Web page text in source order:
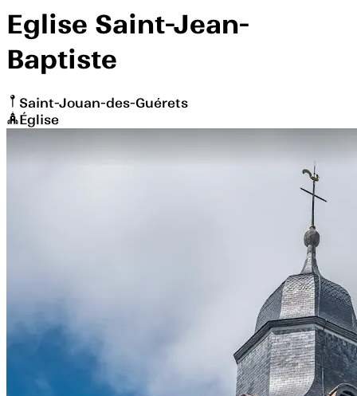
Eglise Saint-Jean-
Baptiste
Saint-Jouan-des-Guérets
Église